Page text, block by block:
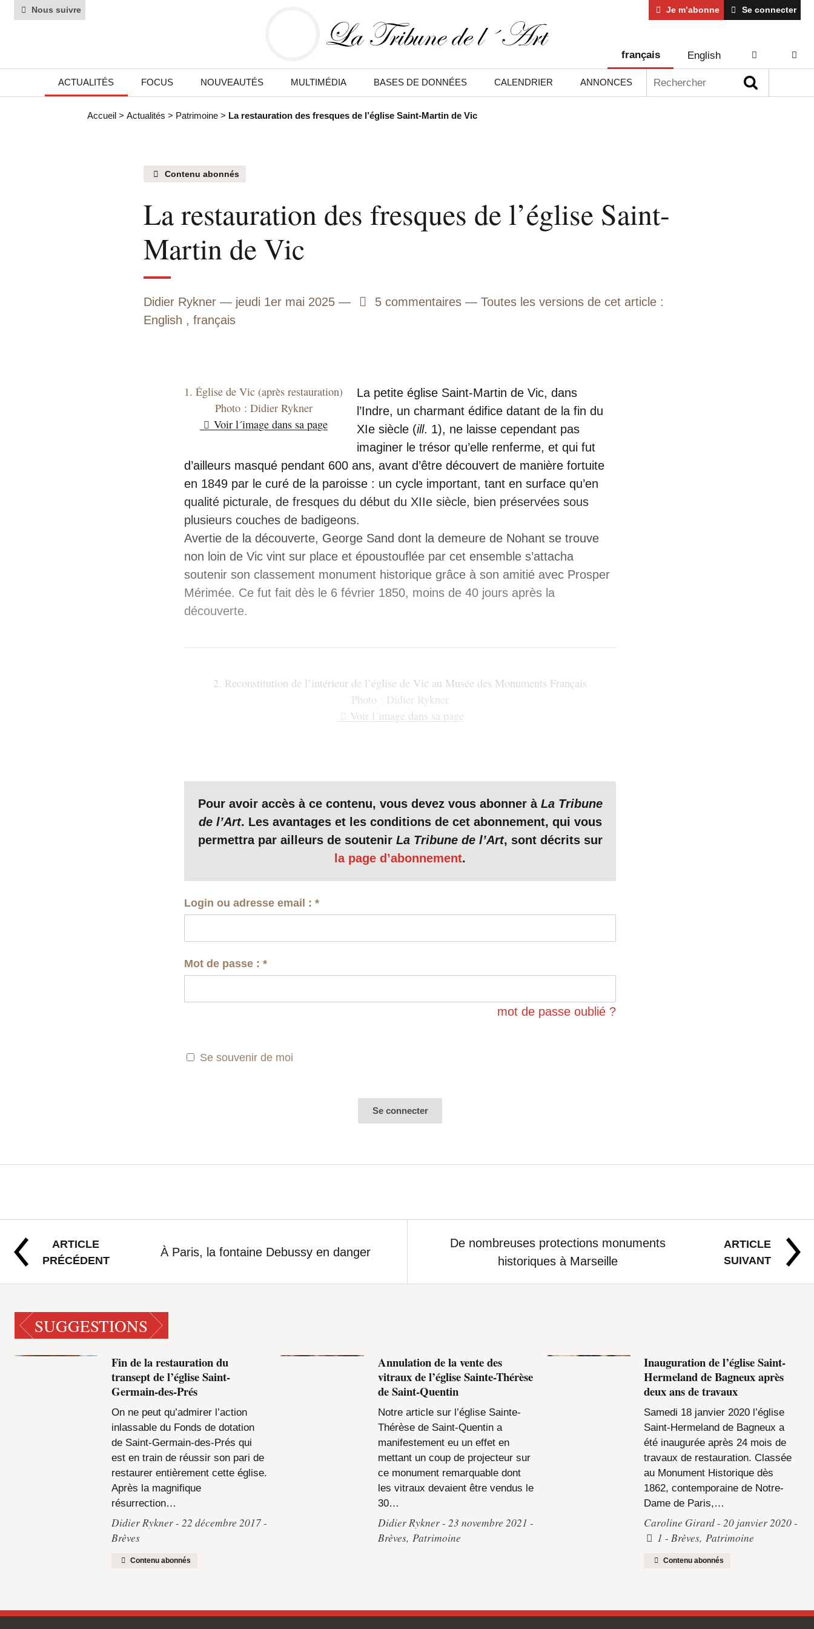
Nous suivre Je m’abonne Se connecter
ACTUALITÉS FOCUS NOUVEAUTÉS MULTIMÉDIA BASES DE DONNÉES CALENDRIER ANNONCES
français English AIDE
Accueil > Actualités > Patrimoine > La restauration des fresques de l’église Saint-Martin de Vic
Contenu abonnés
La restauration des fresques de l’église Saint-
Martin de Vic
Didier Rykner jeudi 1er mai 2025 5
5 commentaires
Toutes les versions de cet article :
English , français
1. Église de Vic (après restauration)
Photo : Didier Rykner
Voir l´image dans sa page
La petite église Saint-Martin de Vic, dans
l’Indre, un charmant édifice datant de la fin du
XIe siècle (ill. 1), ne laisse cependant pas
imaginer le trésor qu’elle renferme, et qui fut
d’ailleurs masqué pendant 600 ans, avant d’être découvert de manière fortuite
en 1849 par le curé de la paroisse : un cycle important, tant en surface qu’en
qualité picturale, de fresques du début du XIIe siècle, bien préservées sous
plusieurs couches de badigeons.
Avertie de la découverte, George Sand dont la demeure de Nohant se trouve
non loin de Vic vint sur place et époustouflée par cet ensemble s’attacha
soutenir son classement monument historique grâce à son amitié avec Prosper
Mérimée. Ce fut fait dès le 6 février 1850, moins de 40 jours après la
découverte.
2. Reconstitution de l’intérieur de l’église de Vic au Musée des Monuments Français
Photo : Didier Rykner
Voir l´image dans sa page
même d’une reconstitution à l’échelle 1 au Musée des Monuments français à
Paris (ill. 2), l’œuvre n’avait jamais bénéficié d’une campagne de restauration
globale qui soit menée avec l’édifice lui-même. Deux chantiers, en 2019 et
2024, ont permis dans un premier temps de restaurer les façades et les toitures
de l’église, afin notamment de mettre celle-ci hors d’eau, puis ensuite de
restaurer les fresques elles-même.
Nous avons écrit « fresque » à dessein, car il s’agit bien de cette technique de
sud de la nef est également peint, mais un siècle plus tard, au XIIIe siècle et
murales, mises au jour seulement en 1987, est moins…
Pour avoir accès à ce contenu, vous devez vous abonner à La Tribune
de l’Art. Les avantages et les conditions de cet abonnement, qui vous
permettra par ailleurs de soutenir La Tribune de l’Art, sont décrits sur
la page d’abonnement.
Login ou adresse email :*
Mot de passe :*
mot de passe oublié ?
Se souvenir de moi
ARTICLE
PRÉCÉDENT
À Paris, la fontaine Debussy en danger
ARTICLE
SUIVANT
De nombreuses protections monuments
historiques à Marseille
SUGGESTIONS
Fin de la restauration du
transept de l’église Saint-
Germain-des-Prés
On ne peut qu’admirer l’action
inlassable du Fonds de dotation
de Saint-Germain-des-Prés qui
est en train de réussir son pari de
restaurer entièrement cette église.
Après la magnifique
résurrection…
Didier Rykner 22 décembre 2017
Brèves
Contenu abonnés
Annulation de la vente des
vitraux de l’église Sainte-Thérèse
de Saint-Quentin
Notre article sur l’église Sainte-
Thérèse de Saint-Quentin a
manifestement eu un effet en
mettant un coup de projecteur sur
ce monument remarquable dont
les vitraux devaient être vendus le
30…
Didier Rykner 23 novembre 2021
Brèves, Patrimoine
Inauguration de l’église Saint-
Hermeland de Bagneux après
deux ans de travaux
Samedi 18 janvier 2020 l’église
Saint-Hermeland de Bagneux a
été inaugurée après 24 mois de
travaux de restauration. Classée
au Monument Historique dès
1862, contemporaine de Notre-
Dame de Paris,…
Caroline Girard 20 janvier 2020
1
Brèves, Patrimoine
Contenu abonnés